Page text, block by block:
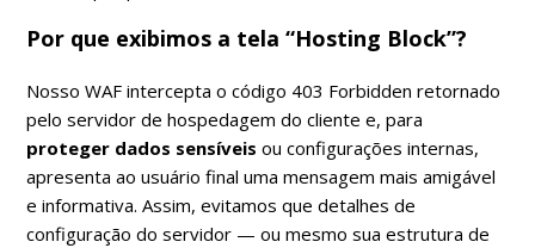
Por que exibimos a tela “Hosting Block”?
Nosso WAF intercepta o código 403 Forbidden retornado
pelo servidor de hospedagem do cliente e, para
proteger dados sensíveis ou configurações internas,
apresenta ao usuário final uma mensagem mais amigável
e informativa. Assim, evitamos que detalhes de
configuração do servidor — ou mesmo sua estrutura de